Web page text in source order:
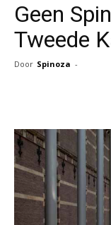
Geen
Tweede
Door Spinoza -